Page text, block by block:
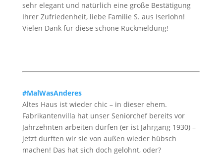
sehr elegant und natürlich eine große Bestätigung
Ihrer Zufriedenheit, liebe Familie S. aus Iserlohn!
Vielen Dank für diese schöne Rückmeldung!
#MalWasAnderes
Altes Haus ist wieder chic – in dieser ehem.
Fabrikantenvilla hat unser Seniorchef bereits vor
Jahrzehnten arbeiten dürfen (er ist Jahrgang 1930) –
jetzt durften wir sie von außen wieder hübsch
machen! Das hat sich doch gelohnt, oder?